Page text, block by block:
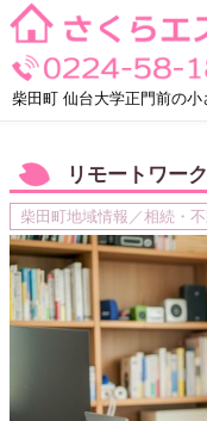
Skip
to
content
柴田町 仙台大学正門前の
リモートワー
柴田町地域情報／相続・